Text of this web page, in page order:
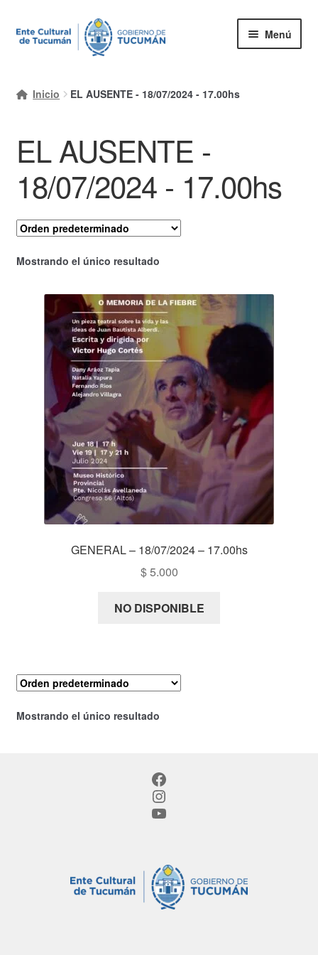
Ir
a
Ir
al
Menú
Carrito
Ayuda Rapida
Inicio EL AUSENTE - 18/07/2024 - 17.00hs
EL AUSENTE -
18/07/2024 - 17.00hs
Mostrando el único resultado
GENERAL – 18/07/2024 – 17.00hs
$5.000
NO DISPONIBLE
Mostrando el único resultado
Facebook
Instagram
YouTube